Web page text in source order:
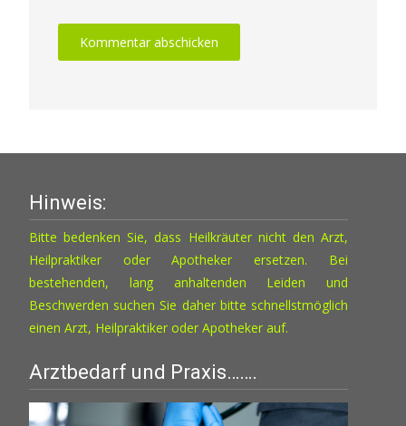
Hinweis:
Bitte bedenken Sie, dass Heilkräuter nicht den Arzt,
Heilpraktiker oder Apotheker ersetzen. Bei
bestehenden, lang anhaltenden Leiden und
Beschwerden suchen Sie daher bitte schnellstmöglich
einen Arzt, Heilpraktiker oder Apotheker auf.
Arztbedarf und Praxis…….